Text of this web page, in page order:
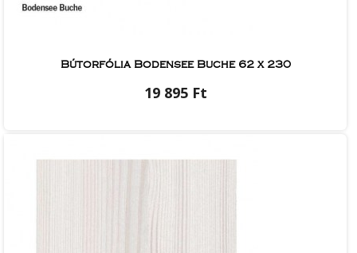
Bútorfólia Bodensee Buche 62 x 230
19 895 Ft